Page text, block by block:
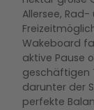
Allersee,
Wakeboard
aktive Pause
geschäftigen
darunter der
perfekte